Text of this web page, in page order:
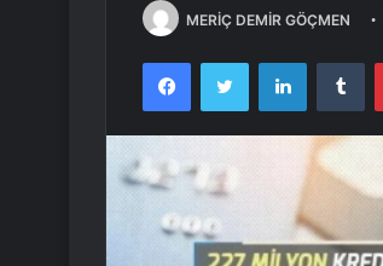
MERİÇ DEMİR GÖÇMEN
FacebookTwitter LinkedIn